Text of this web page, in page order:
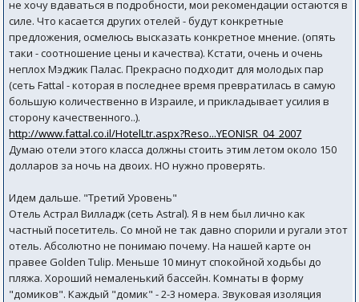
не хочу вдаваться в подробности, мои рекомендации остаются в
силе. Что касается других отелей - будут конкретные
предложения, осмелюсь высказать конкретное мнение. (опять
таки - соотношение цены и качества). Кстати, очень и очень
неплох Мэджик Палас. Прекрасно подходит для молодых пар
(сеть Fattal - которая в последнее время превратилась в самую
большую количественно в Израиле, и прикладывает усилия в
сторону качественного..).
http://www.fattal.co.il/HotelLtr.aspx?Reso...YEONISR_04_2007
Думаю отели этого класса должны стоить этим летом около 150
долларов за ночь на двоих. НО нужно проверять.
Идем дальше. "Третий Уровень"
Отель Астрал Вилладж (сеть Astral). Я в нем был лично как
частный посетитель. Со мной не так давно спорили и ругали этот
отель. Абсолютно не понимаю почему. На нашей карте он
правее Golden Tulip. Меньше 10 минут спокойной ходьбы до
пляжа. Хороший немаленький бассейн. Комнаты в форму
"домиков". Каждый "домик" - 2-3 номера. Звуковая изоляция